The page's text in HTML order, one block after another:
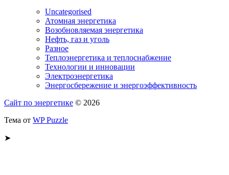
Uncategorised
Атомная энергетика
Возобновляемая энергетика
Нефть, газ и уголь
Разное
Теплоэнергетика и теплоснабжение
Технологии и инновации
Электроэнергетика
Энергосбережение и энергоэффективность
Сайт по энергетике © 2026
Тема от WP Puzzle
➤